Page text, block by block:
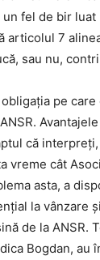
fel de bir
articolul 7
sau nu,
pe
că
cât
asta, a
la vânzare
de la ANSR.
Bogdan,